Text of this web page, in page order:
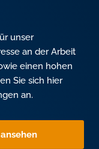
unser
an der Arbeit
einen hohen
Sie sich hier
an.